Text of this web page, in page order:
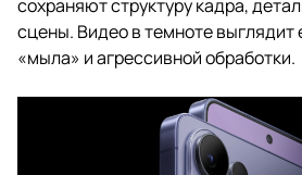
сохраняют структуру кадра,
сцены. Видео в темноте выглядит
«мыла» и агрессивной обработки.